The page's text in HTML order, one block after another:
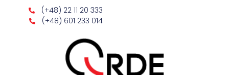
(+48) 22 11 20 333
(+48) 601 233 014